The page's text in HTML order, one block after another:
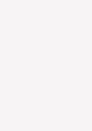
bodoče starše